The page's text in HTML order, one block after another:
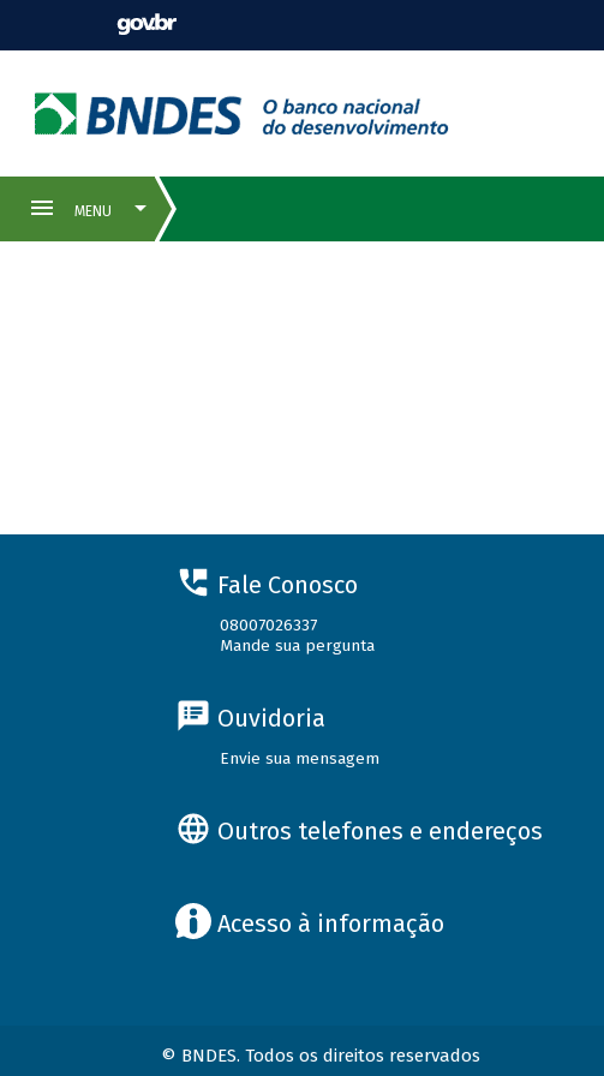
Fale Conosco
08007026337
Mande sua pergunta
Ouvidoria
Envie sua mensagem
Outros telefones e endereços
Acesso à informação
© BNDES. Todos os direitos reservados